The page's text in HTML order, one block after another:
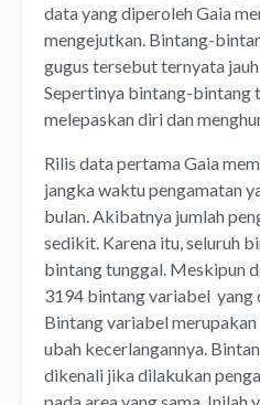
data yang diperoleh Gaia
mengejutkan. Bintang-
gugus tersebut ternyata
Sepertinya bintang-bintang
melepaskan diri dan
Rilis data pertama Gaia
jangka waktu pengamatan
bulan. Akibatnya jumlah
sedikit. Karena itu, seluruh
bintang tunggal. Meskipun
3194 bintang variabel yang
Bintang variabel
ubah kecerlangannya.
dikenali jika dilakukan